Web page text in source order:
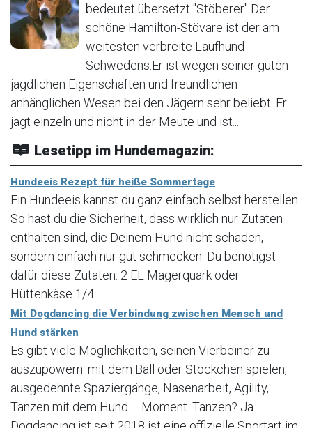
bedeutet übersetzt "Stöberer" Der
schöne Hamilton-Stövare ist der am
weitesten verbreite Laufhund
Schwedens.Er ist wegen seiner guten
jagdlichen Eigenschaften und freundlichen
anhänglichen Wesen bei den Jägern sehr beliebt. Er
jagt einzeln und nicht in der Meute und ist...
Lesetipp im Hundemagazin:
Hundeeis Rezept für heiße Sommertage
Ein Hundeeis kannst du ganz einfach selbst herstellen.
So hast du die Sicherheit, dass wirklich nur Zutaten
enthalten sind, die Deinem Hund nicht schaden,
sondern einfach nur gut schmecken. Du benötigst
dafür diese Zutaten: 2 EL Magerquark oder
Hüttenkäse 1/4...
Mit Dogdancing die Verbindung zwischen Mensch und
Hund stärken
Es gibt viele Möglichkeiten, seinen Vierbeiner zu
auszupowern: mit dem Ball oder Stöckchen spielen,
ausgedehnte Spaziergänge, Nasenarbeit, Agility,
Tanzen mit dem Hund … Moment. Tanzen? Ja.